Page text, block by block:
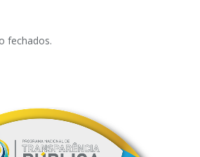
fechados.